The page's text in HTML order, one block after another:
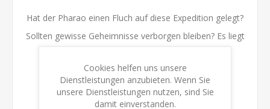
Hat der Pharao einen Fluch auf diese Expedition gelegt?
Sollten gewisse Geheimnisse verborgen bleiben? Es liegt
Jeder Spieler übernimmt die Kontroller über einen
Cookies helfen uns unsere
Dienstleistungen anzubieten. Wenn Sie
unsere Dienstleistungen nutzen, sind Sie
damit einverstanden.